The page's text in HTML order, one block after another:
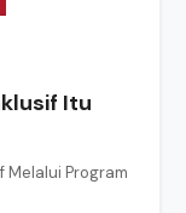
Itu
Melalui Program